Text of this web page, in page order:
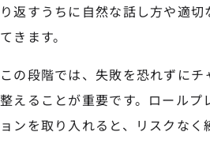
り返すうちに自然な話し方や適
てきます。
この段階では、失敗を恐れずに
整えることが重要です。ロールプ
ョンを取り入れると、リスクなく